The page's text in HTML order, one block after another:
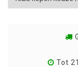
Tot